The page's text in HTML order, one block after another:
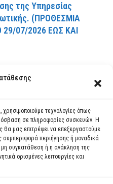
χρησιμοποιούμε τεχνολογίες όπως
σε πληροφορίες συσκευών. Η
θα μας επιτρέψει να επεξεργαστούμε
περιήγησης ή μοναδικά
μη συγκατάθεση ή η ανάκληση της
ορισμένες λειτουργίες και
της Υπηρεσίας
(ΠPOΘEΣMIA
29/07/2026 EΩΣ KAI